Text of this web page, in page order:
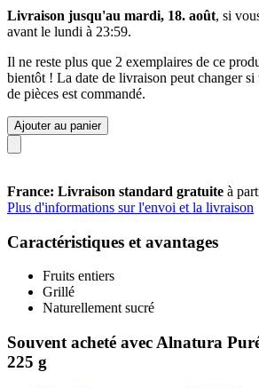
Livraison jusqu'au mardi, 18. août, si
avant le lundi à 23:59.
Il ne reste plus que 2 exemplaires de ce
bientôt ! La date de livraison peut changer
de pièces est commandé.
Ajouter au panier
France: Livraison standard gratuite à
Plus d'informations sur l'envoi et la livraison
Caractéristiques et avantages
Fruits entiers
Grillé
Naturellement sucré
Souvent acheté avec Alnatura
225 g